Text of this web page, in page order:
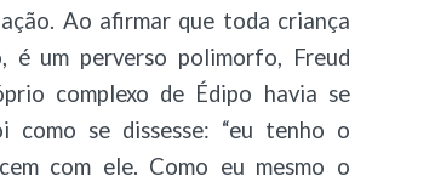
Ao afirmar que toda criança
é um perverso polimorfo, Freud
complexo de Édipo havia se
se dissesse: “eu tenho o
com ele. Como eu mesmo o